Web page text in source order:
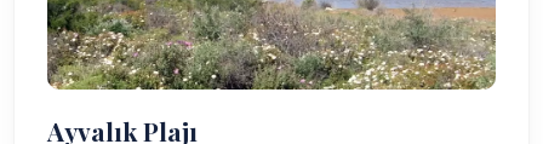
Ayvalık Plajı